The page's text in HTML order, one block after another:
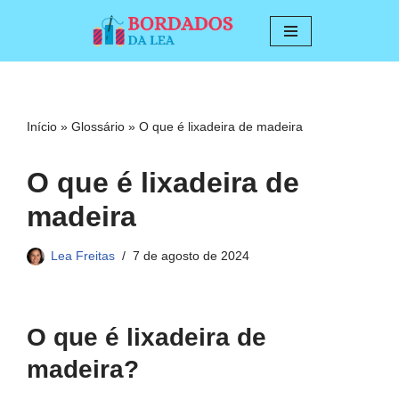
conteúdo
Início » Glossário » O que é lixadeira de madeira
O que é lixadeira de
madeira
Lea Freitas 7 de agosto de 2024
O que é lixadeira de
madeira?